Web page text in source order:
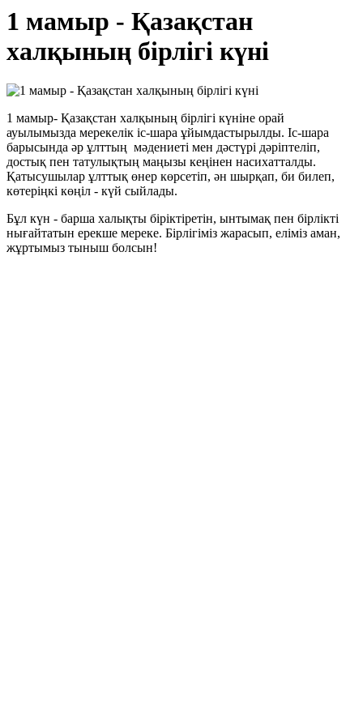
1 мамыр - Қазақстан
халқының бірлігі күні
1 мамыр- Қазақстан халқының бірлігі күніне орай
ауылымызда мерекелік іс-шара ұйымдастырылды. Іс-шара
барысында әр ұлттың мәдениеті мен дәстүрі дәріптеліп,
достық пен татулықтың маңызы кеңінен насихатталды.
Қатысушылар ұлттық өнер көрсетіп, ән шырқап, би билеп,
көтеріңкі көңіл - күй сыйлады.
Бұл күн - барша халықты біріктіретін, ынтымақ пен бірлікті
нығайтатын ерекше мереке. Бірлігіміз жарасып, еліміз аман,
жұртымыз тыныш болсын!